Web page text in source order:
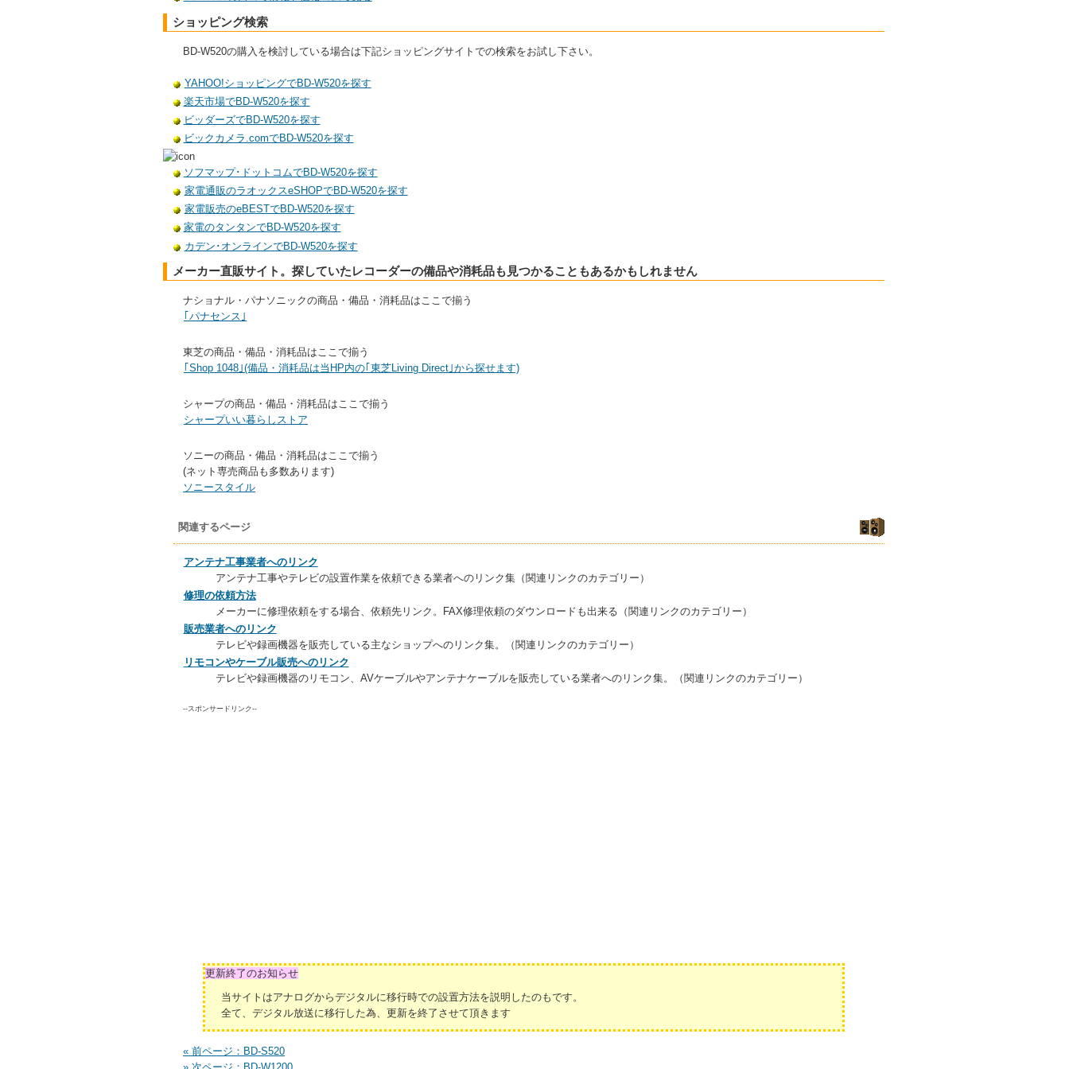
ショッピング検索
BD-W520の購入を検討している場合は下記ショッピングサイトでの検索をお試し下さい。
YAHOO!ショッピングでBD-W520を探す
楽天市場でBD-W520を探す
ビッダーズでBD-W520を探す
ビックカメラ.comでBD-W520を探す
ソフマップ･ドットコムでBD-W520を探す
家電通販のラオックスeSHOPでBD-W520を探す
家電販売のeBESTでBD-W520を探す
家電のタンタンでBD-W520を探す
カデン･オンラインでBD-W520を探す
メーカー直販サイト。探していたレコーダーの備品や消耗品も見つかることもあるかもしれません
ナショナル・パナソニックの商品・備品・消耗品はここで揃う
｢パナセンス｣
東芝の商品・備品・消耗品はここで揃う
｢Shop 1048｣(備品・消耗品は当HP内の｢東芝Living Direct｣から探せます)
シャープの商品・備品・消耗品はここで揃う
シャープいい暮らしストア
ソニーの商品・備品・消耗品はここで揃う
(ネット専売商品も多数あります)
ソニースタイル
関連するページ
アンテナ工事業者へのリンク
アンテナ工事やテレビの設置作業を依頼できる業者へのリンク集（関連リンクのカテゴリー）
修理の依頼方法
メーカーに修理依頼をする場合、依頼先リンク。FAX修理依頼のダウンロードも出来る（関連リンクのカテゴリー）
販売業者へのリンク
テレビや録画機器を販売している主なショップへのリンク集。（関連リンクのカテゴリー）
リモコンやケーブル販売へのリンク
テレビや録画機器のリモコン、AVケーブルやアンテナケーブルを販売している業者へのリンク集。（関連リンクのカテゴリー）
--スポンサードリンク--
更新終了のお知らせ
当サイトはアナログからデジタルに移行時での設置方法を説明したのもです。
全て、デジタル放送に移行した為、更新を終了させて頂きます
« 前ページ：BD-S520